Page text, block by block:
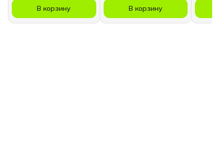
В корзину
В корзину